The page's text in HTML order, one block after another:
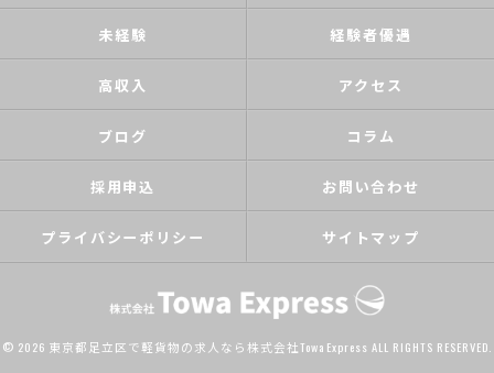
未経験 経験者優遇
高収入 アクセス
ブログ コラム
採用申込 お問い合わせ
プライバシーポリシー サイトマップ
© 2026 東京都足立区で軽貨物の求人なら株式会社Towa Express ALL RIGHTS RESERVED.